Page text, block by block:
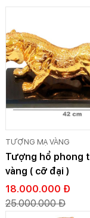
TƯỢNG MẠ VÀNG
Tượng hổ phong
vàng ( cỡ đại )
18.000.000 Đ
25.000.000 Đ